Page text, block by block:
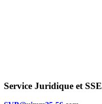
Service Juridique et SSE